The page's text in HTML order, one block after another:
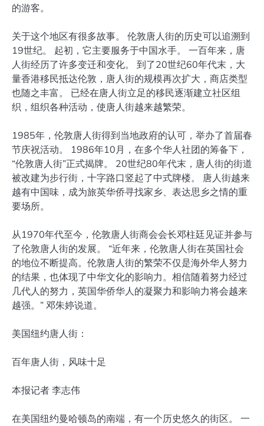
的游客。
关于这个地区有很多故事。 伦敦唐人街的历史可以追溯到
19世纪。 起初，它主要服务于中国水手。 一百年来，唐
人街经历了许多变迁和变化。 到了20世纪60年代末，大
量香港移民抵达伦敦，唐人街的规模再次扩大，商店类型
也随之丰富。 已经在唐人街立足的移民逐渐建立社区组
织，组织各种活动，使唐人街越来越繁荣。
1985年，伦敦唐人街得到当地政府的认可，举办了首届春
节庆祝活动。 1986年10月，在多个华人社团的筹备下，
“伦敦唐人街”正式揭牌。 20世纪80年代末，唐人街的街道
被改建为步行街，十字路口竖起了中式牌楼。 唐人街越来
越有中国味，成为旅英华侨寻找家乡、表达思乡之情的重
要场所。
从1970年代至今，伦敦唐人街商会会长邓柱廷见证并参与
了伦敦唐人街的发展。 “近年来，伦敦唐人街在英国社会
的地位不断提高。伦敦唐人街的繁荣不仅是海外华人努力
的结果，也体现了中华文化的影响力。相信随着努力经过
几代人的努力，英国华侨华人的凝聚力和影响力将会越来
越强。” 邓朱婷说道。
美国纽约唐人街：
百年唐人街，风味十足
本报记者 李志伟
在美国纽约曼哈顿岛的南端，有一个历史悠久的街区。 一